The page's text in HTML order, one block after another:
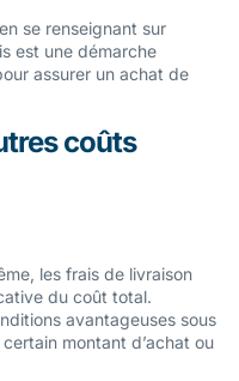
se renseignant sur
est une démarche
assurer un achat de
coûts
les frais de livraison
du coût total.
avantageuses sous
montant d’achat ou